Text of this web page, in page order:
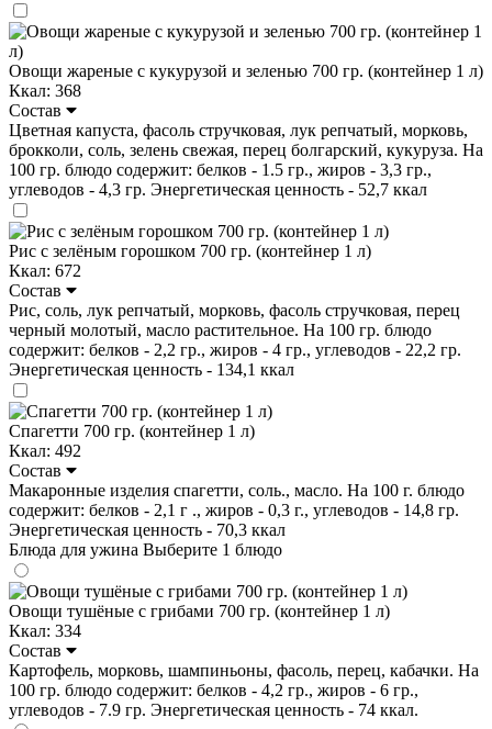
Овощи жареные с кукурузой и зеленью 700 гр. (контейнер 1 л)
Ккал: 368
Состав
Цветная капуста, фасоль стручковая, лук репчатый, морковь,
брокколи, соль, зелень свежая, перец болгарский, кукуруза. На
100 гр. блюдо содержит: белков - 1.5 гр., жиров - 3,3 гр.,
углеводов - 4,3 гр. Энергетическая ценность - 52,7 ккал
Рис с зелёным горошком 700 гр. (контейнер 1 л)
Ккал: 672
Состав
Рис, соль, лук репчатый, морковь, фасоль стручковая, перец
черный молотый, масло растительное. На 100 гр. блюдо
содержит: белков - 2,2 гр., жиров - 4 гр., углеводов - 22,2 гр.
Энергетическая ценность - 134,1 ккал
Спагетти 700 гр. (контейнер 1 л)
Ккал: 492
Состав
Макаронные изделия спагетти, соль., масло. На 100 г. блюдо
содержит: белков - 2,1 г ., жиров - 0,3 г., углеводов - 14,8 гр.
Энергетическая ценность - 70,3 ккал
Блюда для ужина Выберите 1 блюдо
Овощи тушёные с грибами 700 гр. (контейнер 1 л)
Ккал: 334
Состав
Картофель, морковь, шампиньоны, фасоль, перец, кабачки. На
100 гр. блюдо содержит: белков - 4,2 гр., жиров - 6 гр.,
углеводов - 7.9 гр. Энергетическая ценность - 74 ккал.